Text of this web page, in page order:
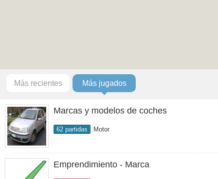
Más recientes Más jugados
Marcas y modelos de coches
62 partidas Motor
Emprendimiento - Marca